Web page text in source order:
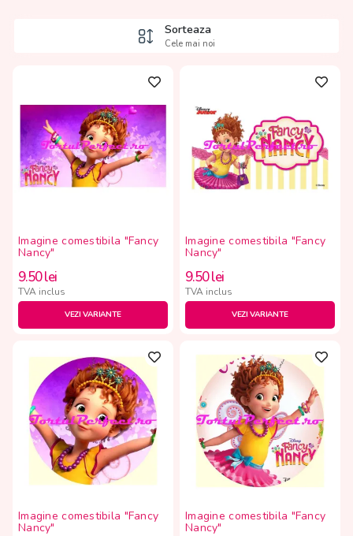
Sorteaza
Cele mai noi
Imagine comestibila "Fancy
Nancy"
9.50lei
TVA inclus
VEZI VARIANTE
Imagine comestibila "Fancy
Nancy"
9.50lei
TVA inclus
VEZI VARIANTE
Imagine comestibila "Fancy
Nancy"
Imagine comestibila "Fancy
Nancy"